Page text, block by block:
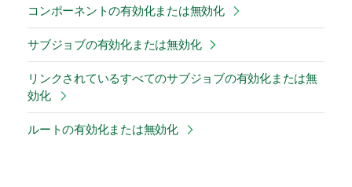
コンポーネントの有効化または無効化
サブジョブの有効化または無効化
リンクされているすべてのサブジョブの有効化または無
効化
ルートの有効化または無効化